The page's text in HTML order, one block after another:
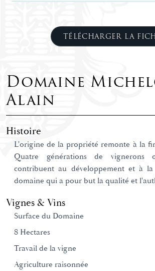
TÉLÉCHARGER LA
Domaine
Alain
Histoire
L'origine de la propriété remonte à la
Quatre générations de vignerons
contribuent au développement et à
domaine qui a pour but la qualité et
Vignes & Vins
Surface du Domaine
8 Hectares
Travail de la vigne
Agriculture raisonnée